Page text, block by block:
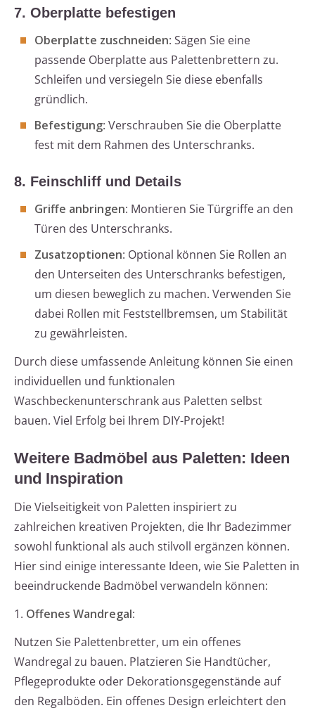
7. Oberplatte befestigen
Oberplatte zuschneiden: Sägen Sie eine
passende Oberplatte aus Palettenbrettern zu.
Schleifen und versiegeln Sie diese ebenfalls
gründlich.
Befestigung: Verschrauben Sie die Oberplatte
fest mit dem Rahmen des Unterschranks.
8. Feinschliff und Details
Griffe anbringen: Montieren Sie Türgriffe an den
Türen des Unterschranks.
Zusatzoptionen: Optional können Sie Rollen an
den Unterseiten des Unterschranks befestigen,
um diesen beweglich zu machen. Verwenden Sie
dabei Rollen mit Feststellbremsen, um Stabilität
zu gewährleisten.
Durch diese umfassende Anleitung können Sie einen
individuellen und funktionalen
Waschbeckenunterschrank aus Paletten selbst
bauen. Viel Erfolg bei Ihrem DIY-Projekt!
Weitere Badmöbel aus Paletten: Ideen
und Inspiration
Die Vielseitigkeit von Paletten inspiriert zu
zahlreichen kreativen Projekten, die Ihr Badezimmer
sowohl funktional als auch stilvoll ergänzen können.
Hier sind einige interessante Ideen, wie Sie Paletten in
beeindruckende Badmöbel verwandeln können:
1. Offenes Wandregal:
Nutzen Sie Palettenbretter, um ein offenes
Wandregal zu bauen. Platzieren Sie Handtücher,
Pflegeprodukte oder Dekorationsgegenstände auf
den Regalböden. Ein offenes Design erleichtert den